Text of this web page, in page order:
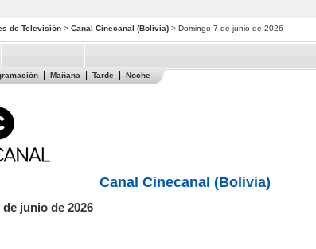
de Televisión > Canal Cinecanal (Bolivia) > Domingo 7 de junio de 2026
Mañana Tarde Noche
Canal Cinecanal (Bolivia)
de junio de 2026